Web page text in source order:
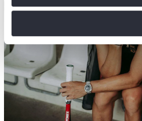
Erfahren Sie mehr darüber, wie Ihre
soziale Medien anbieten zu können
analysieren. Außerdem geben wir
an unsere Partner für soziale
führen diese Informationen
ihnen bereitgestellt haben oder die
gesammelt haben. Die Cookie-